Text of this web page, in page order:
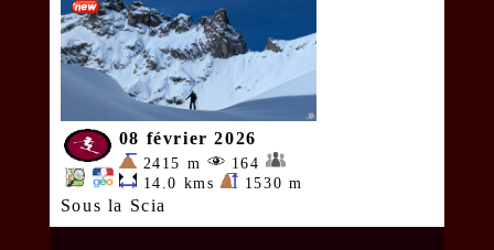
08 février 2026
2415 m
164
14.0 kms
1530 m
Sous la Scia